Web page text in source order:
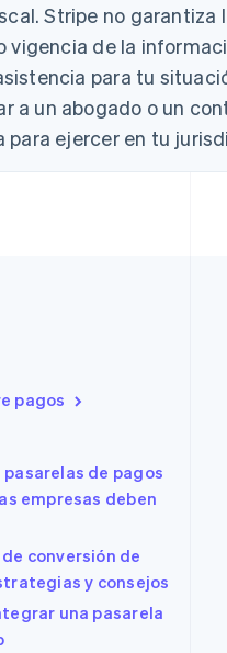
Stripe no garantiza
vigencia de la
para tu
a un abogado o un
ejercer en tu
pagos
de pagos
empresas deben
conversión de
y consejos
una pasarela